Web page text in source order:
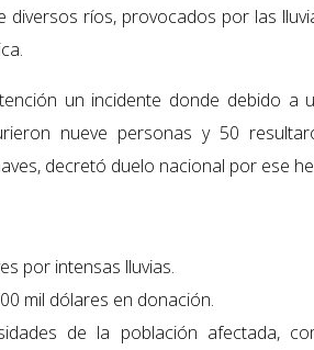
diversos ríos, provocados por las
un incidente donde debido a
nueve personas y 50
decretó duelo nacional por ese
por intensas lluvias.
mil dólares en donación.
de la población afectada,